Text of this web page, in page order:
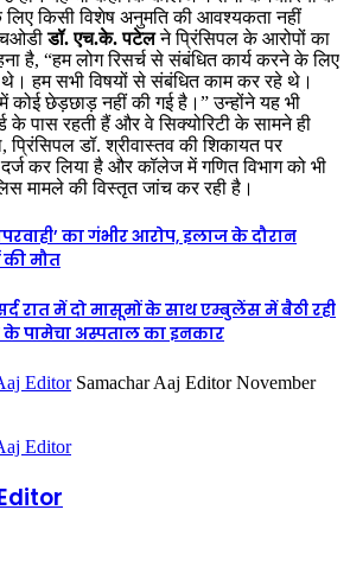
किसी विशेष अनुमति की आवश्यकता नहीं
डॉ. एच.के. पटेलने प्रिंसिपल के आरोपों का
है, “हम लोग रिसर्च से संबंधित कार्य करने के लिए
हम सभी विषयों से संबंधित काम कर रहे थे।
कोई छेड़छाड़ नहीं की गई है।” उन्होंने यह भी
के पास रहती हैं और वे सिक्योरिटी के सामने ही
डॉ. श्रीवास्तव की शिकायत पर
कर लिया है और कॉलेज में गणित विभाग को भी
मामले की विस्तृत जांच कर रही है।
का गंभीर आरोप, इलाज के दौरान
की मौत
रात में दो मासूमों के साथ एम्बुलेंस में बैठी रही
पामेचा अस्पताल का इनकार
Samachar Aaj Editor Send
November